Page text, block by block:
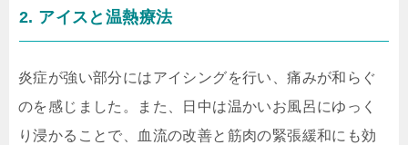
2. アイスと温熱療法
炎症が強い部分にはアイシングを行い、痛みが和らぐ
のを感じました。また、日中は温かいお風呂にゆっく
り浸かることで、血流の改善と筋肉の緊張緩和にも効